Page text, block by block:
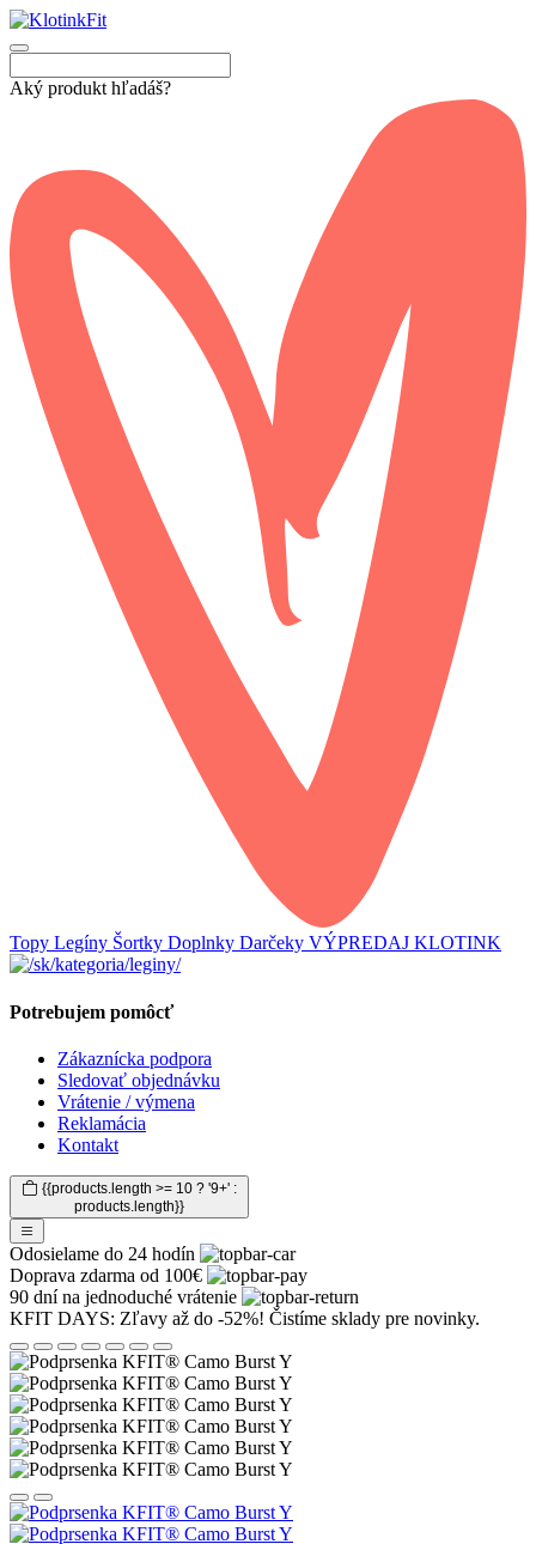
Aký produkt hľadáš?
Topy Legíny Šortky Doplnky Darčeky VÝPREDAJ KLOTINK
Potrebujem pomôcť
Zákaznícka podpora
Sledovať objednávku
Vrátenie / výmena
Reklamácia
Kontakt
{{products.length >= 10 ? '9+' :
products.length}}
Odosielame do 24 hodín
Doprava zdarma od 100€
90 dní na jednoduché vrátenie
KFIT DAYS: Zľavy až do -52%! Čistíme sklady pre novinky.